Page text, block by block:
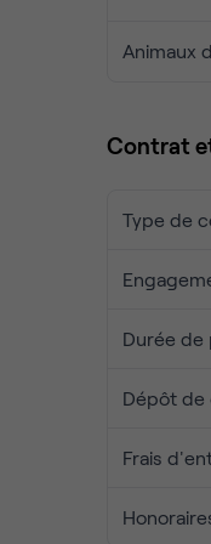
Animaux
Contrat
Type de
Durée de
Dépôt de
Frais